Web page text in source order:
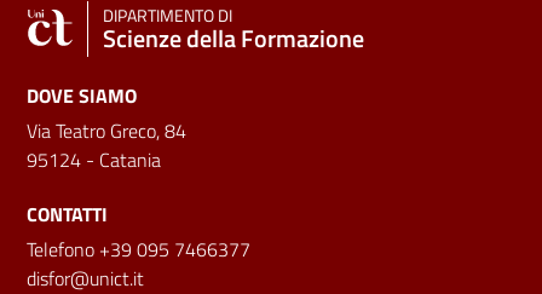
DIPARTIMENTO DI
Scienze della Formazione
DOVE SIAMO
Via Teatro Greco, 84
95124 - Catania
CONTATTI
Telefono +39 095 7466377
disfor@unict.it